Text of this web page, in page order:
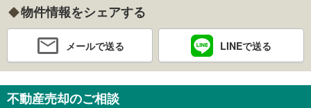
物件情報をシェアする
メールで送る LINEで送る
不動産売却のご相談